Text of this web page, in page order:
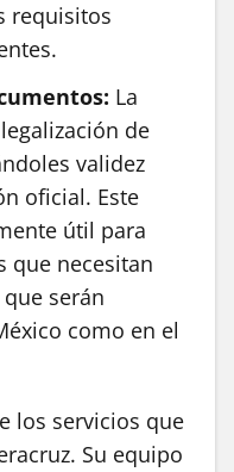
requisitos
La
de
validez
oficial. Este
útil para
que necesitan
serán
como en el
los servicios que
Su equipo